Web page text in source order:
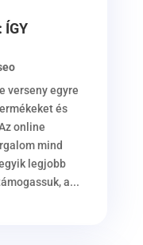
ÍGY
verseny egyre
és
online
mind
legjobb
a...